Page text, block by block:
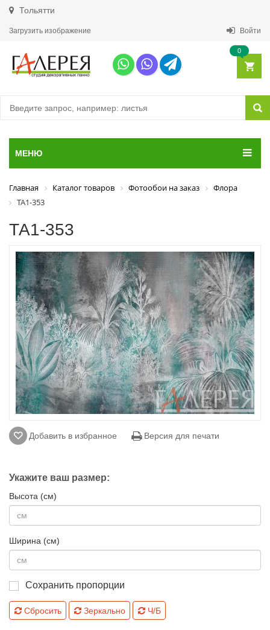
Тольятти
Загрузить изображение Войти
0
МЕНЮ
Главная Каталог товаров Фотообои на заказ
Флора
ТА1-353
ТА1-353
Добавить в избранное Версия для печати
Укажите ваш размер:
Высота (см)
Ширина (см)
Сохранить пропорции
Сбросить Зеркально Ч/Б